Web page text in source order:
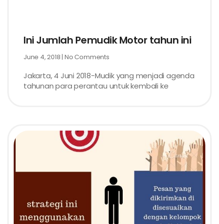
Ini Jumlah Pemudik Motor tahun ini
June 4, 2018 No Comments
Jakarta, 4 Juni 2018-Mudik yang menjadi agenda
tahunan para perantau untuk kembali ke